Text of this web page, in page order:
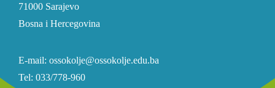
71000 Sarajevo
Bosna i Hercegovina
E-mail: ossokolje@ossokolje.edu.ba
Tel: 033/778-960